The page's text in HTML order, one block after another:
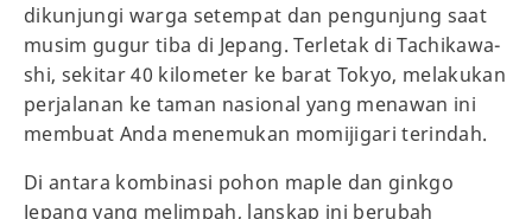
dikunjungi warga setempat dan pengunjung saat
musim gugur tiba di Jepang. Terletak di Tachikawa-
shi, sekitar 40 kilometer ke barat Tokyo, melakukan
perjalanan ke taman nasional yang menawan ini
membuat Anda menemukan momijigari terindah.
Di antara kombinasi pohon maple dan ginkgo
Jepang yang melimpah, lanskap ini berubah